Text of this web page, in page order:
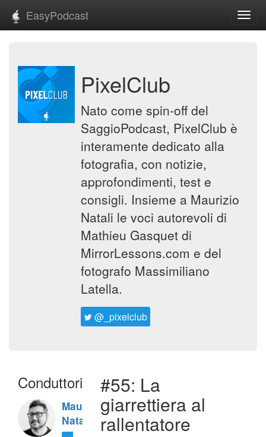
EasyPodcast
PixelClub
Nato come spin-off del
SaggioPodcast, PixelClub è
interamente dedicato alla
fotografia, con notizie,
approfondimenti, test e
consigli. Insieme a Maurizio
Natali le voci autorevoli di
Mathieu Gasquet di
MirrorLessons.com e del
fotografo Massimiliano
Latella.
@_pixelclub
Conduttori
Maurizio
Natali
#55: La
giarrettiera al
rallentatore